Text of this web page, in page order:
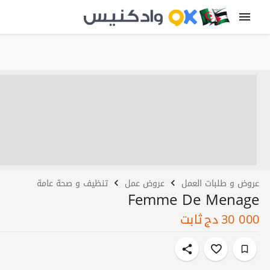
عروض و طلبات العمل عروض عمل تنظيف و صحة عامة
Femme De Menage
30 000دجثابت